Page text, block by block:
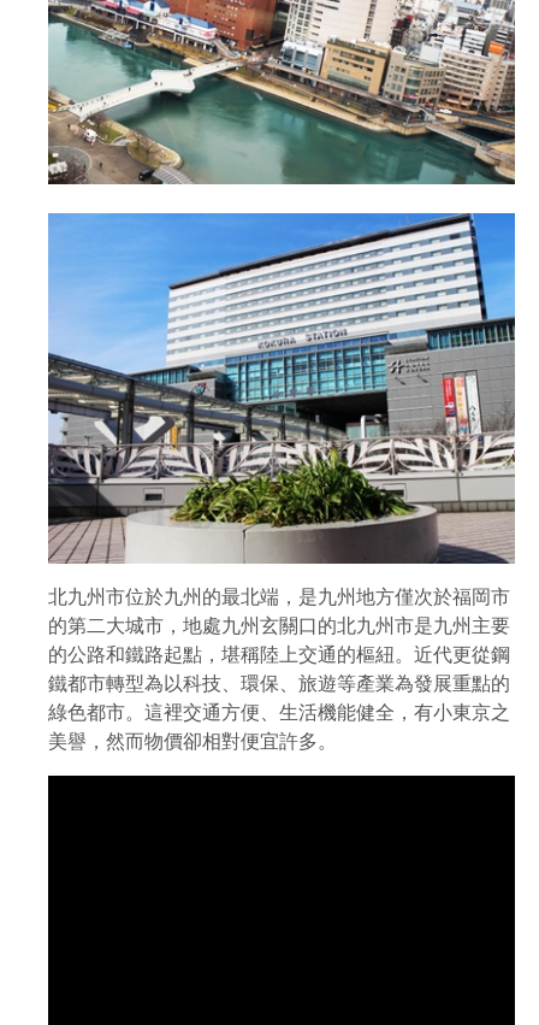
北九州市位於九州的最北端，是九州地方僅次於福岡市
的第二大城市，地處九州玄關口的北九州市是九州主要
的公路和鐵路起點，堪稱陸上交通的樞紐。近代更從鋼
鐵都市轉型為以科技、環保、旅遊等產業為發展重點的
綠色都市。這裡交通方便、生活機能健全，有小東京之
美譽，然而物價卻相對便宜許多。